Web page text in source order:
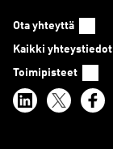
Ota yhteyttä
Kaikki yhteystiedot
Toimipisteet